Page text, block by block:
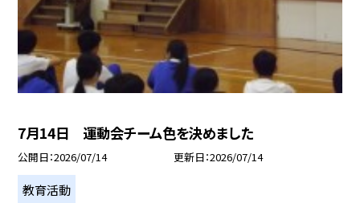
7月14日 運動会チーム色を決めました
公開日 2026/07/14 更新日 2026/07/14
教育活動